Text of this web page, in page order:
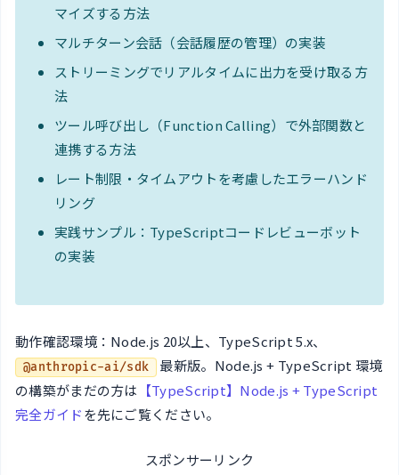
マイズする方法
マルチターン会話（会話履歴の管理）の実装
ストリーミングでリアルタイムに出力を受け取る方
法
ツール呼び出し（Function Calling）で外部関数と
連携する方法
レート制限・タイムアウトを考慮したエラーハンド
リング
実践サンプル：TypeScriptコードレビューボット
の実装
動作確認環境：Node.js 20以上、TypeScript 5.x、
@anthropic-ai/sdk
最新版。Node.js + TypeScript 環境
の構築がまだの方は 【TypeScript】Node.js + TypeScript
完全ガイドを先にご覧ください。
スポンサーリンク